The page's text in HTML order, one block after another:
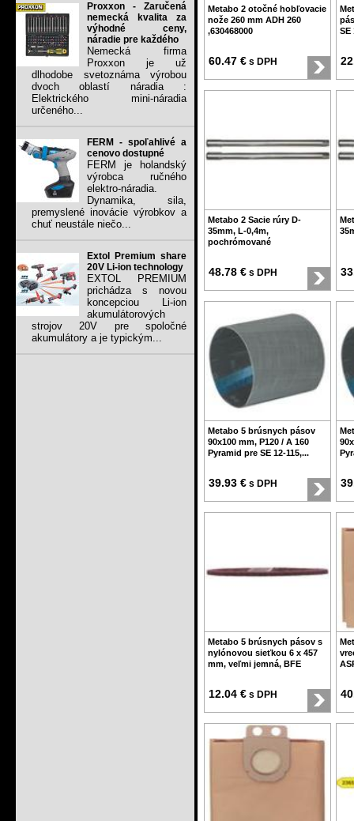
Proxxon - Zaručená
nemecká kvalita za
výhodné ceny,
náradie pre každého
Nemecká firma
Proxxon je už
dlhodobe svetoznáma výrobou
dvoch oblastí náradia :
Elektrického mini-náradia
určeného...
FERM - spoľahlivé a
cenovo dostupné
FERM je holandský
výrobca ručného
elektro-náradia.
Dynamika, sila,
premyslené inovácie výrobkov a
chuť neustále niečo...
Extol Premium share
20V Li-ion technology
EXTOL PREMIUM
prichádza s novou
koncepciou Li-ion
akumulátorových
strojov 20V pre spoločné
akumulátory a je typickým...
Metabo 2 otočné hobľovacie
nože 260 mm ADH 260
,630468000
60.47 € s DPH
SE
Metabo 2 Sacie rúry D-
35mm, L-0,4m,
pochrómované
48.78 € s DPH
Metabo 5 brúsnych pásov
90x100 mm, P120 / A 160
Pyramid pre SE 12-115,...
39.93 € s DPH
Metabo 5 brúsnych pásov s
nylónovou sieťkou 6 x 457
mm, veľmi jemná, BFE
12.04 € s DPH